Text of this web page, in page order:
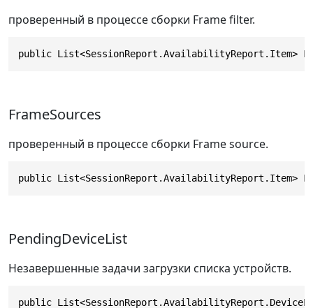
проверенный в процессе сборки Frame filter.
public List<SessionReport.AvailabilityReport.Item>
FrameSources
проверенный в процессе сборки Frame source.
public List<SessionReport.AvailabilityReport.Item>
PendingDeviceList
Незавершенные задачи загрузки списка устройств.
public